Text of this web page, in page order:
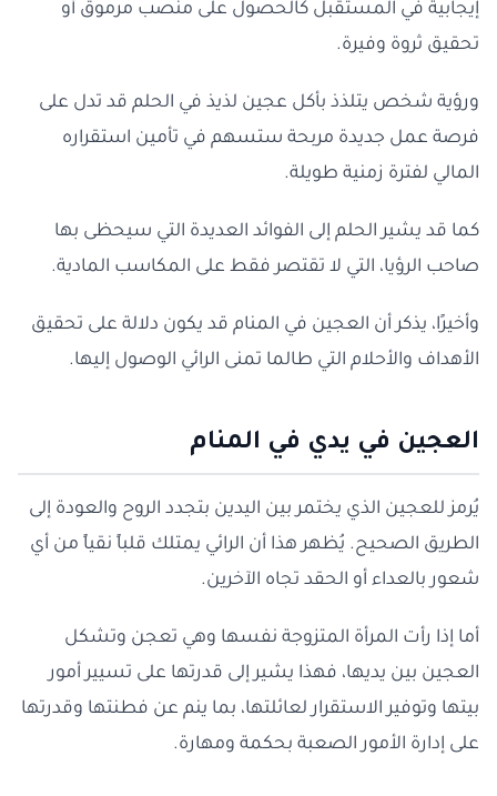
إيجابية في المستقبل كالحصول على منصب مرموق أو
تحقيق ثروة وفيرة.
ورؤية شخص يتلذذ بأكل عجين لذيذ في الحلم قد تدل على
فرصة عمل جديدة مربحة ستسهم في تأمين استقراره
المالي لفترة زمنية طويلة.
كما قد يشير الحلم إلى الفوائد العديدة التي سيحظى بها
صاحب الرؤيا، التي لا تقتصر فقط على المكاسب المادية.
وأخيرًا، يذكر أن العجين في المنام قد يكون دلالة على تحقيق
الأهداف والأحلام التي طالما تمنى الرائي الوصول إليها.
العجين في يدي في المنام
يُرمز للعجين الذي يختمر بين اليدين بتجدد الروح والعودة إلى
الطريق الصحيح. يُظهر هذا أن الرائي يمتلك قلباً نقياً من أي
شعور بالعداء أو الحقد تجاه الآخرين.
أما إذا رأت المرأة المتزوجة نفسها وهي تعجن وتشكل
العجين بين يديها، فهذا يشير إلى قدرتها على تسيير أمور
بيتها وتوفير الاستقرار لعائلتها، بما ينم عن فطنتها وقدرتها
على إدارة الأمور الصعبة بحكمة ومهارة.